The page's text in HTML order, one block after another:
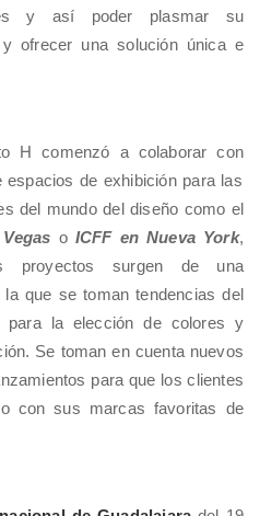
y así poder plasmar su
ofrecer una solución única e
H comenzó a colaborar con
espacios de exhibición para las
del mundo del diseño como el
o ICFF en Nueva York,
proyectos surgen de una
que se toman tendencias del
la elección de colores y
Se toman en cuenta nuevos
para que los clientes
con sus marcas favoritas de